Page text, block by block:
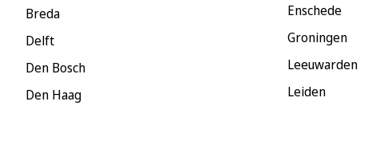
Breda
Delft
Den Bosch
Den Haag
Enschede
Groningen
Leeuwarden
Leiden